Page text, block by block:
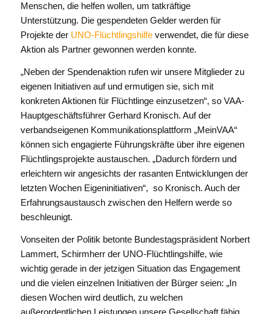
Menschen, die helfen wollen, um tatkräftige
Unterstützung. Die gespendeten Gelder werden für
Projekte der UNO-Flüchtlingshilfeverwendet, die für diese
Aktion als Partner gewonnen werden konnte.
„Neben der Spendenaktion rufen wir unsere Mitglieder zu
eigenen Initiativen auf und ermutigen sie, sich mit
konkreten Aktionen für Flüchtlinge einzusetzen“, so VAA-
Hauptgeschäftsführer Gerhard Kronisch. Auf der
verbandseigenen Kommunikationsplattform „MeinVAA“
können sich engagierte Führungskräfte über ihre eigenen
Flüchtlingsprojekte austauschen. „Dadurch fördern und
erleichtern wir angesichts der rasanten Entwicklungen der
letzten Wochen Eigeninitiativen“, so Kronisch. Auch der
Erfahrungsaustausch zwischen den Helfern werde so
beschleunigt.
Vonseiten der Politik betonte Bundestagspräsident Norbert
Lammert, Schirmherr der UNO-Flüchtlingshilfe, wie
wichtig gerade in der jetzigen Situation das Engagement
und die vielen einzelnen Initiativen der Bürger seien: „In
diesen Wochen wird deutlich, zu welchen
außerordentlichen Leistungen unsere Gesellschaft fähig